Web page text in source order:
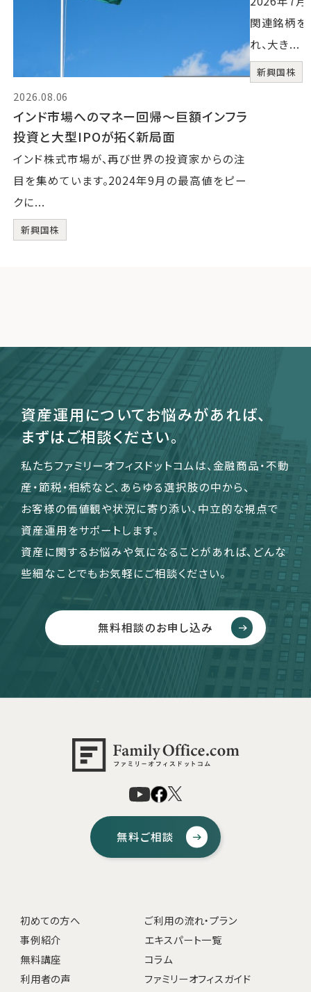
2026.08.06
インド市場へのマネー回帰～巨額インフラ
投資と大型IPOが拓く新局面
インド株式市場が、再び世界の投資家からの注
目を集めています。2024年9月の最高値をピー
クに...
新興国株
関連銘柄
れ、大き...
新興国株
資産運用についてお悩みがあれば、
まずはご相談ください。
私たちファミリーオフィスドットコムは、金融商品・不動
産・節税・相続など、あらゆる選択肢の中から、
お客様の価値観や状況に寄り添い、中立的な視点で
資産運用をサポートします。
資産に関するお悩みや気になることがあれば、どんな
些細なことでもお気軽にご相談ください。
無料相談のお申し込み
無料ご相談
初めての方へ
ご利用の流れ・プラン
事例紹介
エキスパート一覧
無料講座
コラム
利用者の声
ファミリーオフィスガイド